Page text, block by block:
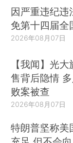
因严重违纪
免第十四届全
2026年08月07日
【我闻】光
售背后隐情
败案被查
2026年08月07日
特朗普坚称美